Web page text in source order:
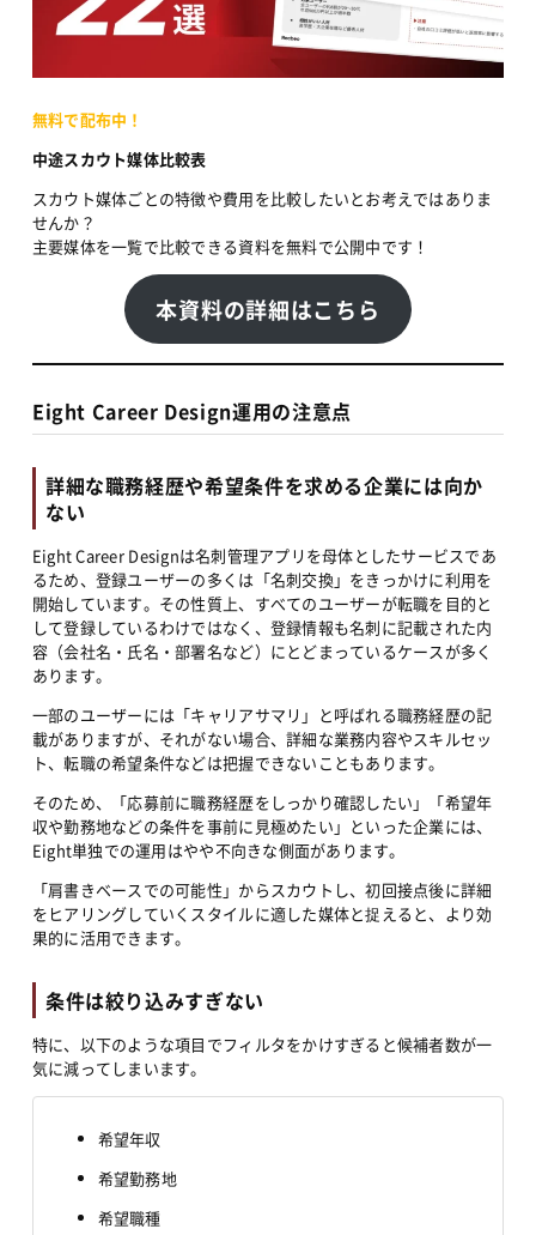
無料で配布中！
中途スカウト媒体比較表
スカウト媒体ごとの特徴や費用を比較したいとお考えではありま
せんか？
主要媒体を一覧で比較できる資料を無料で公開中です！
本資料の詳細はこちら
Eight Career Design運用の注意点
詳細な職務経歴や希望条件を求める企業には向か
ない
Eight Career Designは名刺管理アプリを母体としたサービスであ
るため、登録ユーザーの多くは「名刺交換」をきっかけに利用を
開始しています。その性質上、すべてのユーザーが転職を目的と
して登録しているわけではなく、登録情報も名刺に記載された内
容（会社名・氏名・部署名など）にとどまっているケースが多く
あります。
一部のユーザーには「キャリアサマリ」と呼ばれる職務経歴の記
載がありますが、それがない場合、詳細な業務内容やスキルセッ
ト、転職の希望条件などは把握できないこともあります。
そのため、「応募前に職務経歴をしっかり確認したい」「希望年
収や勤務地などの条件を事前に見極めたい」といった企業には、
Eight単独での運用はやや不向きな側面があります。
「肩書きベースでの可能性」からスカウトし、初回接点後に詳細
をヒアリングしていくスタイルに適した媒体と捉えると、より効
果的に活用できます。
条件は絞り込みすぎない
特に、以下のような項目でフィルタをかけすぎると候補者数が一
気に減ってしまいます。
希望年収
希望勤務地
希望職種